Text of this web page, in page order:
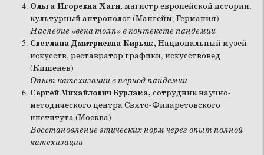
Ольга Игоревна Хагн, магистр европейской истории,
культурный антрополог (Мангейм, Германия)
Наследие «века толп» в контексте пандемии
Светлана Дмитриевна Кирьяк, Национальный музей
искусств, реставратор графики, искусствовед
(Кишенев)
Опыт катехизации в период пандемии
Сергей Михайлович Бурлака, сотрудник научно-
методического центра Свято-Филаретовского
института (Москва)
Восстановление этических норм через опыт полной
катехизации